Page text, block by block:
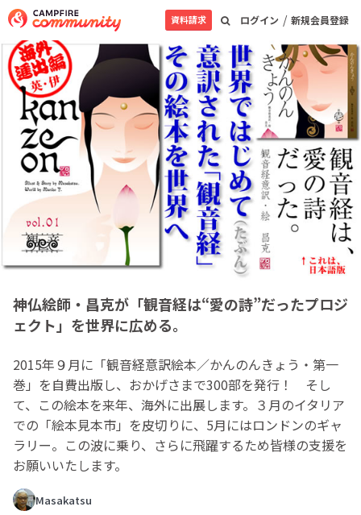
ログイン / 新規会員登録
資料請求
神仏絵師・昌克が「観音経は“愛の詩”だったプロジ
ェクト」を世界に広める。
2015年９月に「観音経意訳絵本／かんのんきょう・第一
巻」を自費出版し、おかげさまで300部を発行！ そし
て、この絵本を来年、海外に出展します。３月のイタリア
での「絵本見本市」を皮切りに、5月にはロンドンのギャ
ラリー。この波に乗り、さらに飛躍するため皆様の支援を
お願いいたします。
Masakatsu